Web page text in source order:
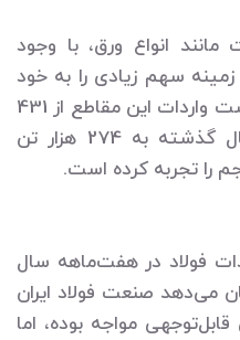
انواع ورق، با وجود
سهم زیادی را به خود
اختصاص داده است. گفتنی است واردات این مقاطع از 431
هزار تن در همین زمان از سال گذشته به 274 هزار تن
فولاد در هفت‌ماهه سال
می‌دهد صنعت فولاد ایران
مواجه بوده، اما